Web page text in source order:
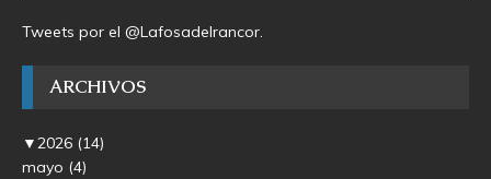
Tweets por el @Lafosadelrancor.
ARCHIVOS
▼2026 (14)
mayo (4)